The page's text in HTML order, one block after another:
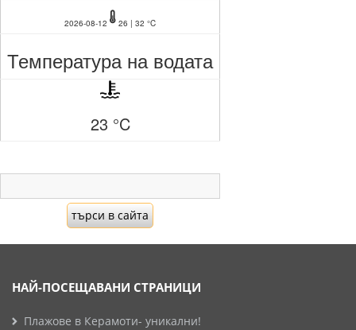
2026-08-12 26 | 32 °C
Температура на водата
23 °C
НАЙ-ПОСЕЩАВАНИ СТРАНИЦИ
Плажове в Керамоти- уникални!